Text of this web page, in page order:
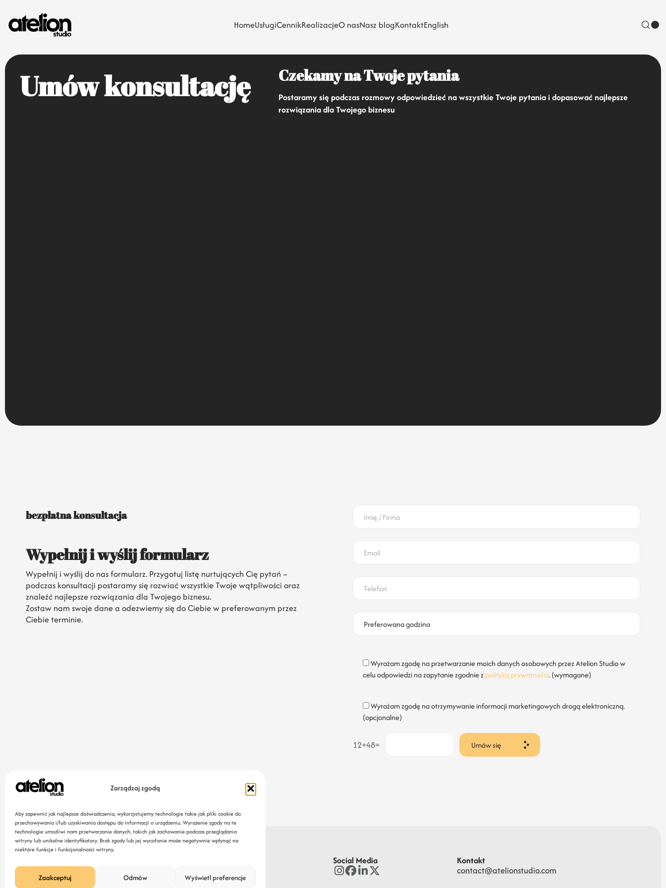
Zarządzaj zgodą
Aby zapewnić jak najlepsze doświadczenia, wykorzystujemy technologie takie jak pliki cookie do
przechowywania i/lub uzyskiwania dostępu do informacji o urządzeniu. Wyrażenie zgody na te
technologie umożliwi nam przetwarzanie danych, takich jak zachowanie podczas przeglądania
witryny lub unikalne identyfikatory. Brak zgody lub jej wycofanie może negatywnie wpłynąć na
niektóre funkcje i funkcjonalności witryny.
Zaakceptuj Odmów Wyświetl preferencje
HomeUsługiCennikRealizacjeO nasNasz blogKontaktEnglish
Umów konsultację Czekamy na Twoje pytania
Postaramy się podczas rozmowy odpowiedzieć na wszystkie Twoje pytania i dopasować najlepsze
rozwiązania dla Twojego biznesu
bezpłatna konsultacja
Wypełnij i wyślij formularz
Wypełnij i wyślij do nas formularz. Przygotuj listę nurtujących Cię pytań –
podczas konsultacji postaramy się rozwiać wszystkie Twoje wątpliwości oraz
znaleźć najlepsze rozwiązania dla Twojego biznesu.
Zostaw nam swoje dane a odezwiemy się do Ciebie w preferowanym przez
Ciebie terminie.
Wyrażam zgodę na przetwarzanie moich danych osobowych przez Atelion Studio w
celu odpowiedzi na zapytanie zgodnie zpolityką prywatności. (wymagane)
Wyrażam zgodę na otrzymywanie informacji marketingowych drogą elektroniczną.
(opcjonalne)
12+48= Umów się
Zróbmy to! Social Media
Kontakt
contact@atelionstudio.com